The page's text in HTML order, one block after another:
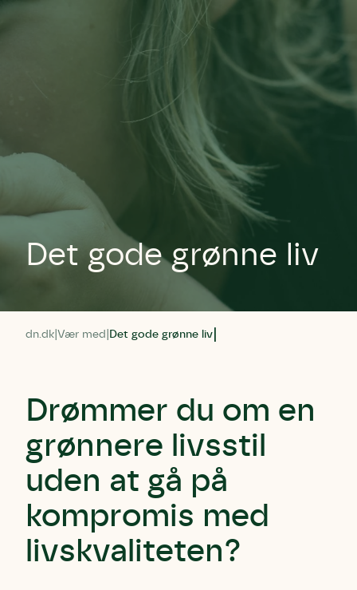
Det gode grønne liv
dn.dk Vær med Det gode grønne liv
Drømmer du om en
grønnere livsstil
uden at gå på
kompromis med
livskvaliteten?